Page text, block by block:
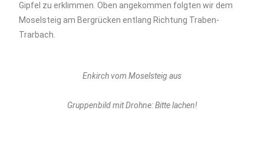
Gipfel zu erklimmen. Oben angekommen folgten wir dem
Moselsteig am Bergrücken entlang Richtung Traben-
Trarbach.
Enkirch vom Moselsteig aus
Gruppenbild mit Drohne: Bitte lachen!